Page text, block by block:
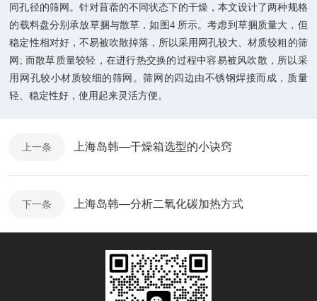
同孔径的筛网。针对苜蓿的不同状态下的干燥，本文设计了两种规格
的载料盘分别承放草捆与散草，如图4 所示。考虑到草捆质量大，但
稳定性相对好，不易被吹散掉落，所以采用网孔较大、材质较粗的筛
网; 而散草质量较轻，在进行热交换的过程中容易被风吹散，所以采
用网孔较小材质较细的筛网。筛网的四边由不锈钢焊接而成，质量
轻、稳定性好，使用起来灵活方便。
上一条 上海岛韩—干燥箱选型的小诀窍
下一条 上海岛韩—分析二氧化碳加热方式